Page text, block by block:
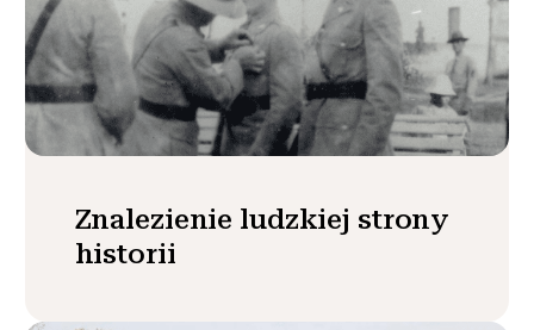
Znalezienie ludzkiej strony
historii